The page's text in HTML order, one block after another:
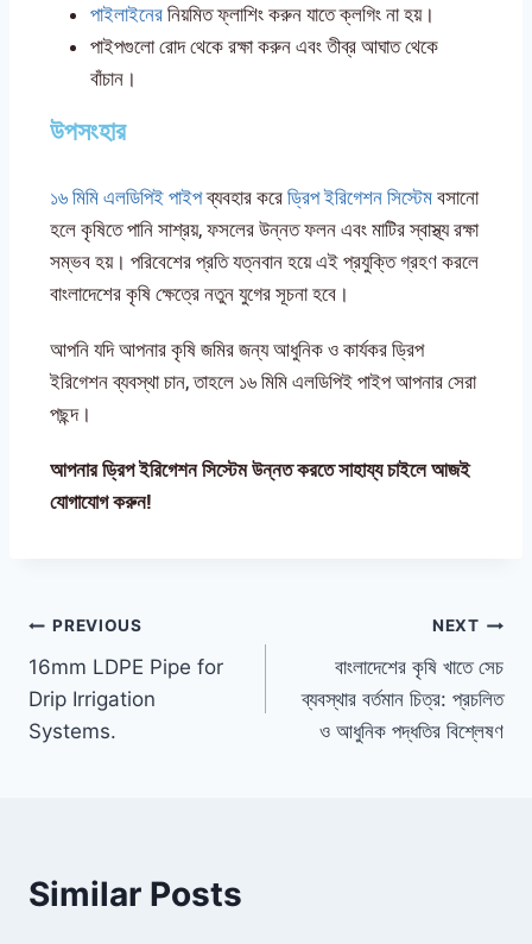
পাইলাইনের নিয়মিত ফ্লাশিং করুন যাতে ক্লগিং না হয়।
পাইপগুলো রোদ থেকে রক্ষা করুন এবং তীব্র আঘাত থেকে
বাঁচান।
উপসংহার
১৬ মিমি এলডিপিই পাইপব্যবহার করে ড্রিপ ইরিগেশন সিস্টেম বসানো
হলে কৃষিতে পানি সাশ্রয়, ফসলের উন্নত ফলন এবং মাটির স্বাস্থ্য রক্ষা
সম্ভব হয়। পরিবেশের প্রতি যত্নবান হয়ে এই প্রযুক্তি গ্রহণ করলে
বাংলাদেশের কৃষি ক্ষেত্রে নতুন যুগের সূচনা হবে।
আপনি যদি আপনার কৃষি জমির জন্য আধুনিক ও কার্যকর ড্রিপ
ইরিগেশন ব্যবস্থা চান, তাহলে ১৬ মিমি এলডিপিই পাইপ আপনার সেরা
পছন্দ।
আপনারড্রিপইরিগেশনসিস্টেমউন্নতকরতেসাহায্যচাইলেআজই
যোগাযোগকরুন!
PREVIOUS
16mm LDPE Pipe for
Drip Irrigation
Systems.
NEXT
বাংলাদেশের কৃষি খাতে সেচ
ব্যবস্থার বর্তমান চিত্র: প্রচলিত
ও আধুনিক পদ্ধতির বিশ্লেষণ
Similar Posts